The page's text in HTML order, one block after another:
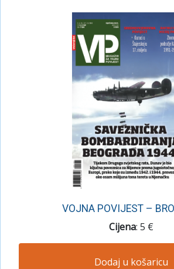
VOJNA POVIJEST –
Cijena: 5 €
Dodaj u košaricu